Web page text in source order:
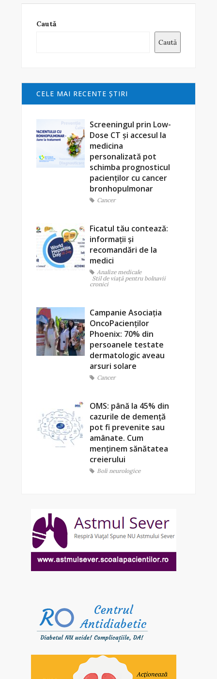
Caută
Caută
CELE MAI RECENTE ŞTIRI
Screeningul prin Low-
Dose CT și accesul la
medicina
personalizată pot
schimba prognosticul
pacienților cu cancer
bronhopulmonar
Cancer
Ficatul tău contează:
informații și
recomandări de la
medici
Analize medicale
Stil de viaţă pentru bolnavii
cronici
Campanie Asociația
OncoPacienților
Phoenix: 70% din
persoanele testate
dermatologic aveau
arsuri solare
Cancer
OMS: până la 45% din
cazurile de demență
pot fi prevenite sau
amânate. Cum
menținem sănătatea
creierului
Boli neurologice